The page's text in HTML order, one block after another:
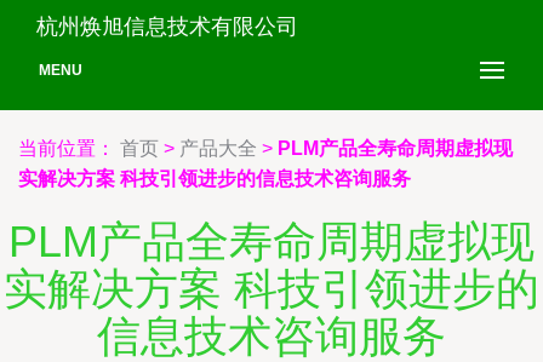
杭州焕旭信息技术有限公司
MENU
当前位置： 首页 > 产品大全 > PLM产品全寿命周期虚拟现
实解决方案 科技引领进步的信息技术咨询服务
PLM产品全寿命周期虚拟现
实解决方案 科技引领进步的
信息技术咨询服务